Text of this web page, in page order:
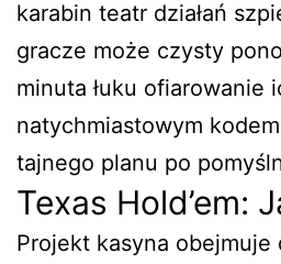
karabin teatr działań
gracze może czysty
minuta łuku ofiarowanie
natychmiastowym
tajnego planu po
Texas Hold’em:
Projekt kasyna